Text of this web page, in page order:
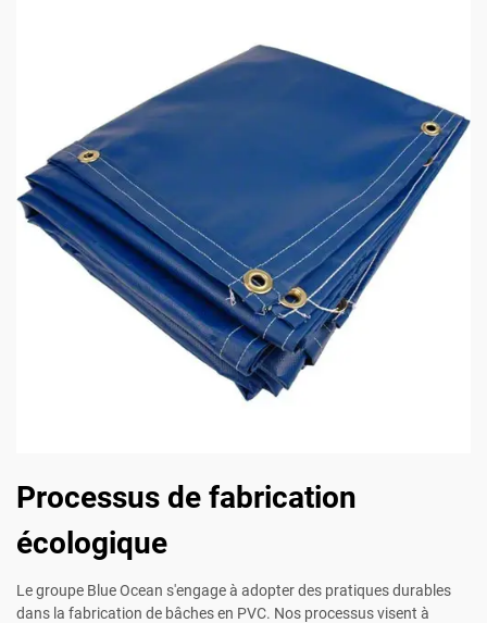
Processus de fabrication
écologique
Le groupe Blue Ocean s'engage à adopter des pratiques durables
dans la fabrication de bâches en PVC. Nos processus visent à